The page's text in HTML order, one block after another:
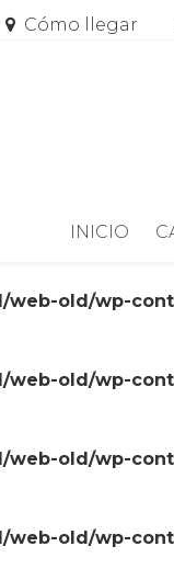
Cómo llegar
INICIO
web-old/wp-
web-old/wp-
web-old/wp-
web-old/wp-